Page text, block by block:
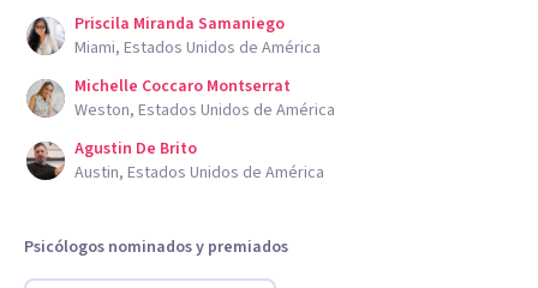
Priscila Miranda Samaniego
Miami, Estados Unidos de América
Michelle Coccaro Montserrat
Weston, Estados Unidos de América
Agustin De Brito
Austin, Estados Unidos de América
Psicólogos nominados y premiados